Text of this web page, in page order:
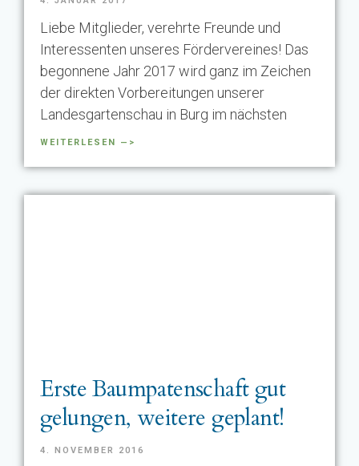
Liebe Mitglieder, verehrte Freunde und
Interessenten unseres Fördervereines! Das
begonnene Jahr 2017 wird ganz im Zeichen
der direkten Vorbereitungen unserer
Landesgartenschau in Burg im nächsten
WEITERLESEN —>
Erste Baumpatenschaft gut
gelungen, weitere geplant!
4. NOVEMBER 2016